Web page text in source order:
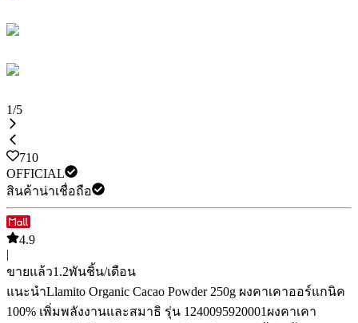
1/5
710
OFFICIAL
สินค้าน่าเชื่อถือ
4.9
|
ขายแล้ว1.2พันชิ้น/เดือน
แนะนำLlamito Organic Cacao Powder 250g ผงคาเคาออร์แกนิค
100% เพิ่มพลังงานและสมาธิ รุ่น 1240095920001 ผงคาเคา